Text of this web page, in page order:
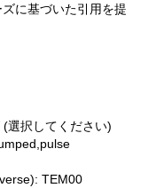
に基づいた引用を提
選択してください)
TEM00